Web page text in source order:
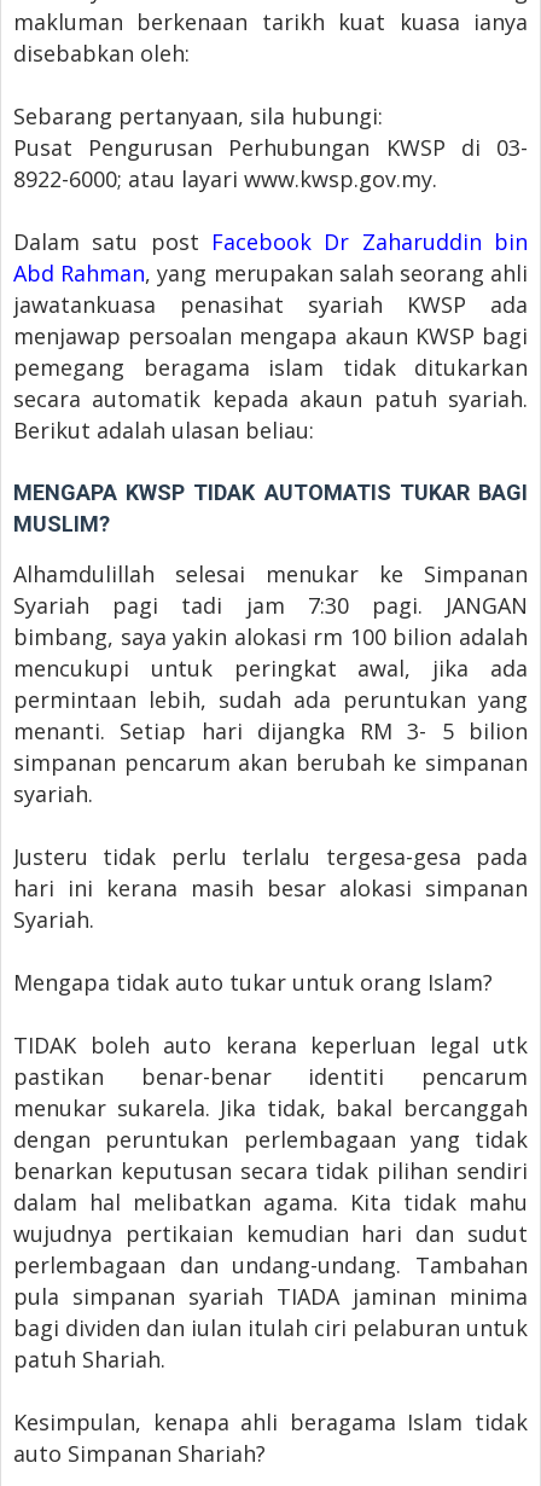
makluman berkenaan tarikh kuat kuasa ianya
disebabkan oleh:
Sebarang pertanyaan, sila hubungi:
Pusat Pengurusan Perhubungan KWSP di 03-
8922-6000; atau layari www.kwsp.gov.my.
Dalam satu post Facebook Dr Zaharuddin bin
Abd Rahman, yang merupakan salah seorang ahli
jawatankuasa penasihat syariah KWSP ada
menjawap persoalan mengapa akaun KWSP bagi
pemegang beragama islam tidak ditukarkan
secara automatik kepada akaun patuh syariah.
Berikut adalah ulasan beliau:
MENGAPA KWSP TIDAK AUTOMATIS TUKAR BAGI
MUSLIM?
Alhamdulillah selesai menukar ke Simpanan
Syariah pagi tadi jam 7:30 pagi. JANGAN
bimbang, saya yakin alokasi rm 100 bilion adalah
mencukupi untuk peringkat awal, jika ada
permintaan lebih, sudah ada peruntukan yang
menanti. Setiap hari dijangka RM 3- 5 bilion
simpanan pencarum akan berubah ke simpanan
syariah.
Justeru tidak perlu terlalu tergesa-gesa pada
hari ini kerana masih besar alokasi simpanan
Syariah.
Mengapa tidak auto tukar untuk orang Islam?
TIDAK boleh auto kerana keperluan legal utk
pastikan benar-benar identiti pencarum
menukar sukarela. Jika tidak, bakal bercanggah
dengan peruntukan perlembagaan yang tidak
benarkan keputusan secara tidak pilihan sendiri
dalam hal melibatkan agama. Kita tidak mahu
wujudnya pertikaian kemudian hari dan sudut
perlembagaan dan undang-undang. Tambahan
pula simpanan syariah TIADA jaminan minima
bagi dividen dan iulan itulah ciri pelaburan untuk
patuh Shariah.
Kesimpulan, kenapa ahli beragama Islam tidak
auto Simpanan Shariah?